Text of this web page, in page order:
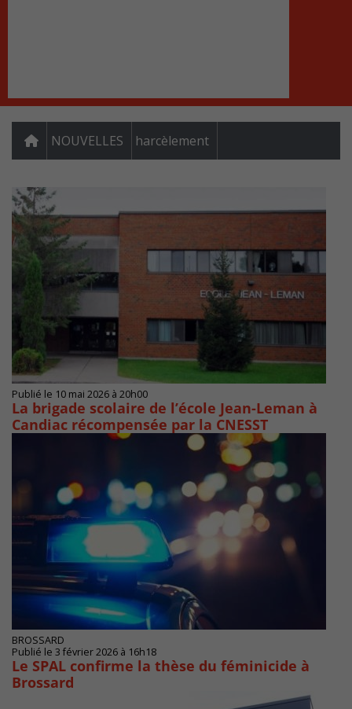
NOUVELLES harcèlement
Publié le 10 mai 2026 à 20h00
La brigade scolaire de l’école Jean-Leman à
Candiac récompensée par la CNESST
BROSSARD
Publié le 3 février 2026 à 16h18
Le SPAL confirme la thèse du féminicide à
Brossard